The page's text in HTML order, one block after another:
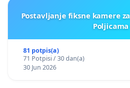
Postavljanje fiksne kamere
Poljicama
81 potpis(a)
71 Potpisi / 30 dan(a)
30 Jun 2026